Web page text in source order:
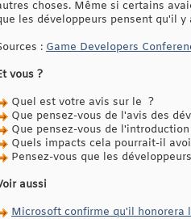
choses. Même si certains
les développeurs pensent qu'il
: Game Developers
vous ?
Quel est votre avis sur le ?
Que pensez-vous de l'avis des
Que pensez-vous de
Quels impacts cela pourrait-il
Pensez-vous que les
aussi
Microsoft confirme qu'il honorera